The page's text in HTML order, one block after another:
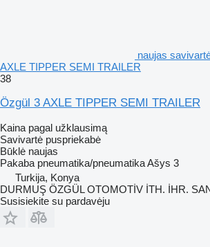
naujas
AXLE TIPPER SEMI TRAILER
38
Özgül 3 AXLE TIPPER SEMI TRAILER
Kaina pagal užklausimą
Savivartė puspriekabė
Būklė naujas
Pakaba pneumatika/pneumatikaAšys 3
Turkija, Konya
DURMUŞ ÖZGÜL OTOMOTİV İTH. İHR.
Susisiekite su pardavėju